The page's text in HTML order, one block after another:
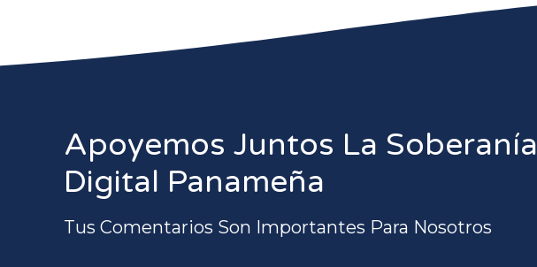
Apoyemos Juntos La Soberanía
Digital Panameña
Tus Comentarios Son Importantes Para Nosotros